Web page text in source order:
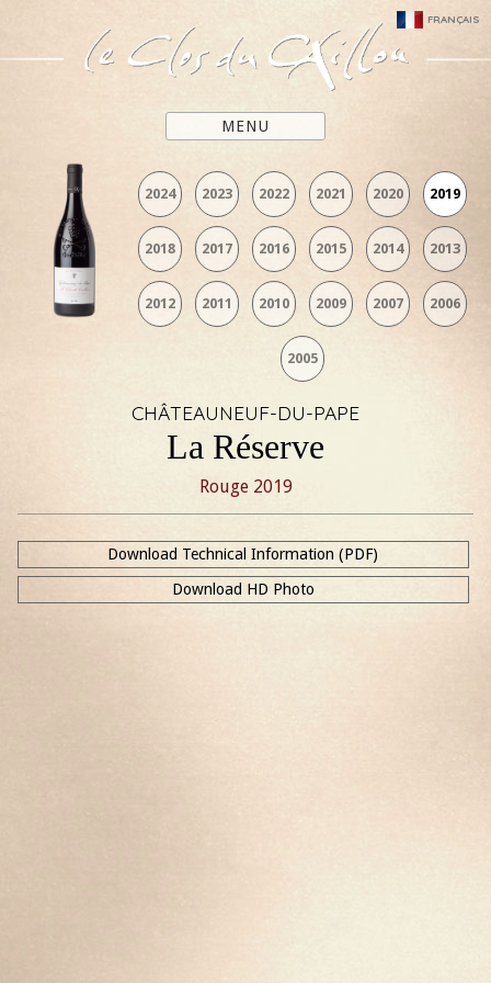
FRANÇAIS
MENU
2024 2023 2022 2021 2020 2019
2018 2017 2016 2015 2014 2013
2012 2011 2010 2009 2007 2006
2005
CHÂTEAUNEUF-DU-PAPE
La Réserve
Rouge 2019
Download Technical Information (PDF)
Download HD Photo